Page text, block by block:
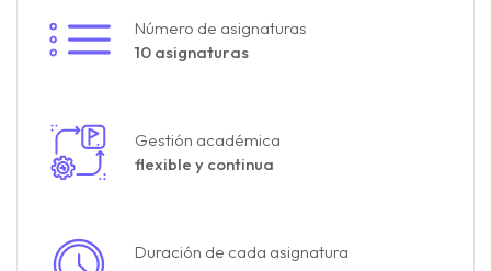
Número de asignaturas
10 asignaturas
Gestión académica
flexible y continua
Duración de cada asignatura